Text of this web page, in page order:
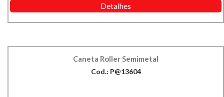
Detalhes
Caneta Roller Semimetal
Cod.: P@13604